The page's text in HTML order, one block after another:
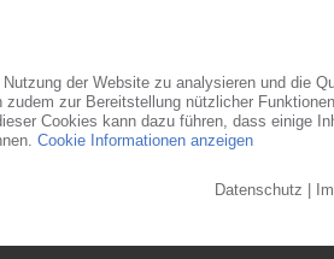
über eine Sauganlage...
im Oktober 2014... 08.07.2016
Juni zum...